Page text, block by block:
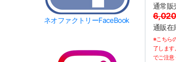
ネオファクトリーFaceBook
通常販
通販在
※こちら
了しま
でご注意